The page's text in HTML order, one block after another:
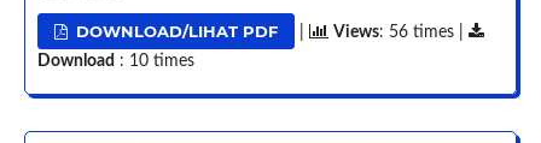
DOWNLOAD/LIHAT PDF Views: 56 times |
Download : 10 times